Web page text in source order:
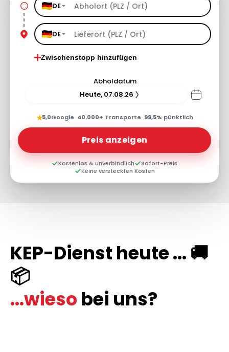
DE
DE
Zwischenstopp hinzufügen
Abholdatum
Heute, 07.08.26
★5,0Google· 40.000+ Transporte· 99,5% pünktlich
Preis anzeigen
Kostenlos & unverbindlich
Sofort-Preis
Keine versteckten Kosten
KEP-Dienst heute ... 🚚
📦
...wieso bei uns?